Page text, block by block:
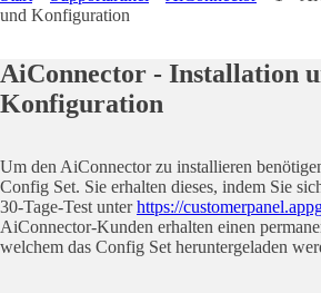
und Konfiguration
AiConnector - Installation
Konfiguration
Um den AiConnector zu installieren
Config Set. Sie erhalten dieses, indem Sie
30-Tage-Test unterhttps://
AiConnector-Kunden erhalten einen
welchem das Config Set heruntergeladen